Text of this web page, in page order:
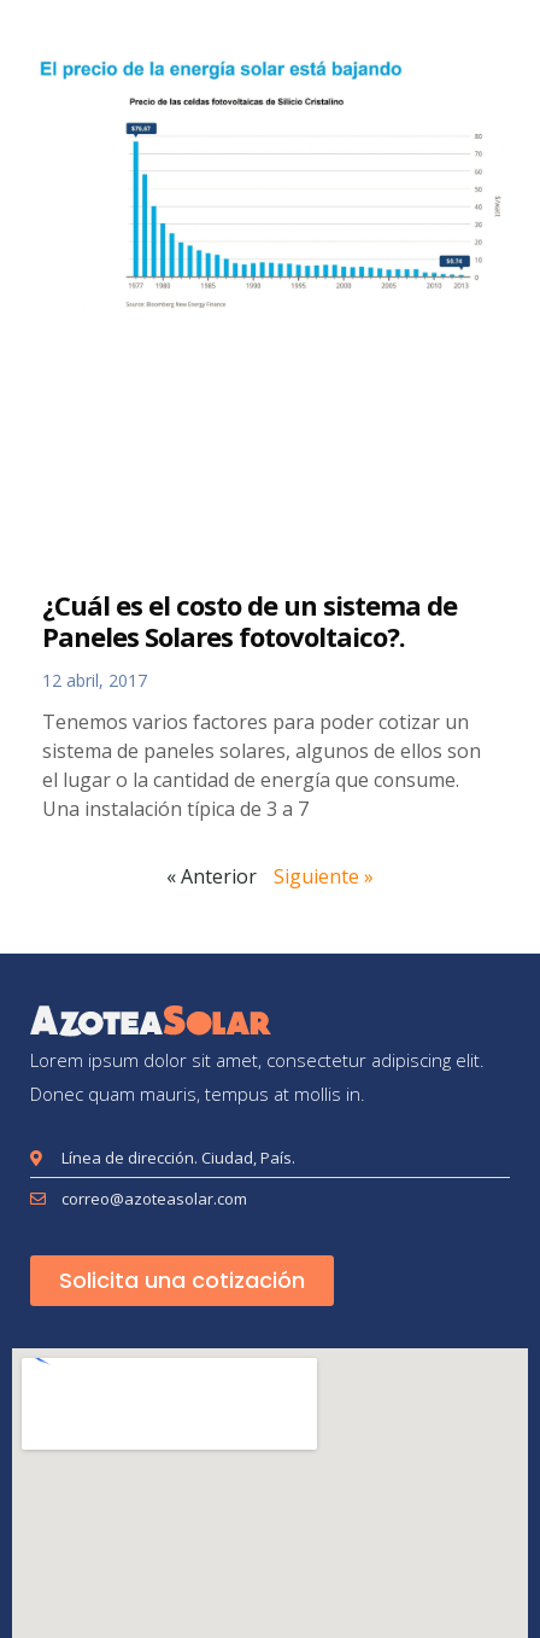
¿Cuál es el costo de un sistema de
Paneles Solares fotovoltaico?.
12 abril, 2017
Tenemos varios factores para poder cotizar un
sistema de paneles solares, algunos de ellos son
el lugar o la cantidad de energía que consume.
Una instalación típica de 3 a 7
« Anterior Siguiente »
Lorem ipsum dolor sit amet, consectetur adipiscing elit.
Donec quam mauris, tempus at mollis in.
Línea de dirección. Ciudad, País.
correo@azoteasolar.com
Solicita una cotización